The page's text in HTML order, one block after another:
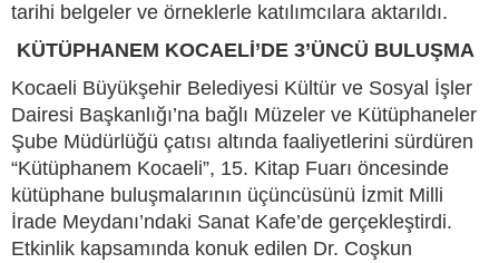
tarihi belgeler ve örneklerle katılımcılara aktarıldı.
KÜTÜPHANEM KOCAELİ’DE 3’ÜNCÜ BULUŞMA
Kocaeli Büyükşehir Belediyesi Kültür ve Sosyal İşler
Dairesi Başkanlığı’na bağlı Müzeler ve Kütüphaneler
Şube Müdürlüğü çatısı altında faaliyetlerini sürdüren
“Kütüphanem Kocaeli”, 15. Kitap Fuarı öncesinde
kütüphane buluşmalarının üçüncüsünü İzmit Milli
İrade Meydanı’ndaki Sanat Kafe’de gerçekleştirdi.
Etkinlik kapsamında konuk edilen Dr. Coşkun